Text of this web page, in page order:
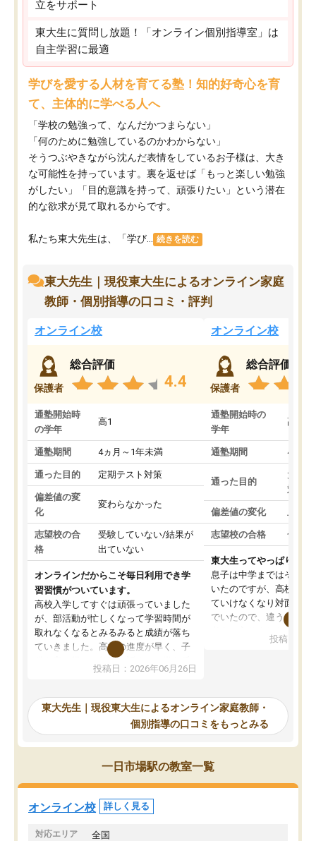
立をサポート
東大生に質問し放題！「オンライン個別指導室」は
自主学習に最適
学びを愛する人材を育てる塾！知的好奇心を育
て、主体的に学べる人へ
「学校の勉強って、なんだかつまらない」
「何のために勉強しているのかわからない」
そうつぶやきながら沈んだ表情をしているお子様は、大き
な可能性を持っています。裏を返せば「もっと楽しい勉強
がしたい」「目的意識を持って、頑張りたい」という潜在
的な欲求が見て取れるからです。
私たち東大先生は、「学び... 続きを読む
東大先生｜現役東大生によるオンライン家庭
教師・個別指導の口コミ・評判
オンライン校
保護者
総合評価
4.4
通塾開始時
の学年
高1
通塾期間 4ヵ月～1年未満
通った目的 定期テスト対策
偏差値の変
化
変わらなかった
志望校の合
格
受験していない/結果が
出ていない
オンラインだからこそ毎日利用でき学
習習慣がついています。
高校入学してすぐは頑張っていました
が、部活動が忙しくなって学習時間が
取れなくなるとみるみると成績が落ち
ていきました。高校の進度が早く、子
供も家に帰って勉強の話すると嫌な反
応を示します。東大先生にお願いして
れるので、親としても安心です。毎日
使える自習室とかもあり、わからない
ところがあれば先生が回答してくれる
のも重宝しています。
投稿日：2026年06月26日
オンライン校
保護者
総合評価
通塾開始時の
学年
高3
通塾期間 4ヵ月
通った目的
大学
対策
偏差値の変化 上が
志望校の合格 合格
東大生ってやっぱりすご
息子は中学まではそこそ
いたのですが、高校に入
ていけなくなり対面の塾
でいたので、違うアプロ
で、当初は模試でD判定
自習室が毎日使えていつ
るのが心強かったよう
謝です。
投稿日：
東大先生｜現役東大生によるオンライン家庭教師・
個別指導の口コミをもっとみる
一日市場駅の教室一覧
オンライン校 詳しく見る
対応エリア 全国